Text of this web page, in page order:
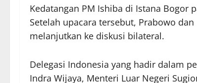
Kedatangan PM Ishiba di Istana Bogor
Setelah upacara tersebut, Prabowo
melanjutkan ke diskusi bilateral.
Delegasi Indonesia yang hadir dalam
Indra Wijaya, Menteri Luar Negeri